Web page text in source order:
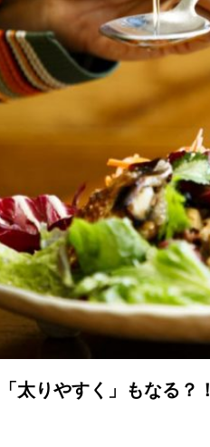
太りやすく」もなる？！